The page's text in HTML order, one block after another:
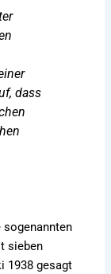
dass
sieben
1938 gesagt